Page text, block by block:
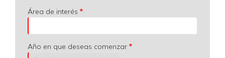
Área de interés
Año en que deseas comenzar